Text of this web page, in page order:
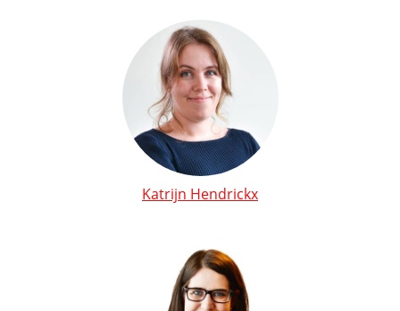
Katrijn Hendrickx